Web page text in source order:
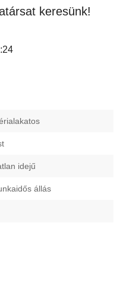
keresünk!
idejű
állás